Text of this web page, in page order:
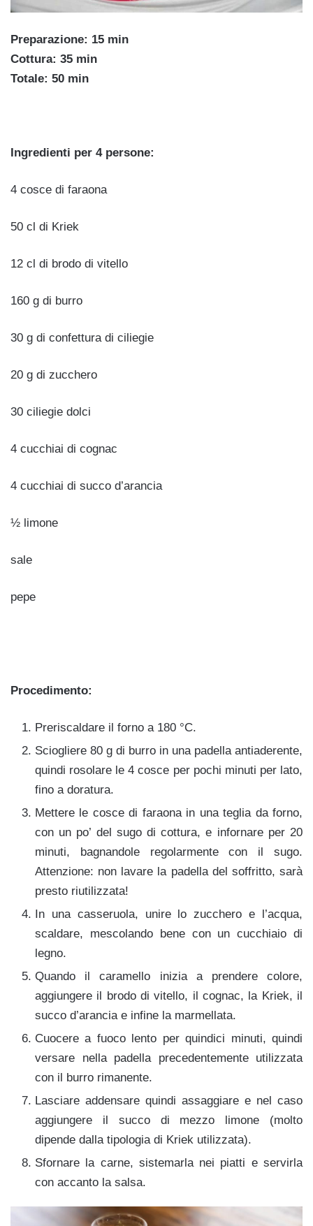
Preparazione: 15 min
Cottura: 35 min
Totale: 50 min
Ingredienti per 4 persone:
4 cosce di faraona
50 cl di Kriek
12 cl di brodo di vitello
160 g di burro
30 g di confettura di ciliegie
20 g di zucchero
30 ciliegie dolci
4 cucchiai di cognac
4 cucchiai di succo d’arancia
½ limone
sale
pepe
Procedimento:
Preriscaldare il forno a 180 °C.
Sciogliere 80 g di burro in una padella antiaderente,
quindi rosolare le 4 cosce per pochi minuti per lato,
fino a doratura.
Mettere le cosce di faraona in una teglia da forno,
con un po’ del sugo di cottura, e infornare per 20
minuti, bagnandole regolarmente con il sugo.
Attenzione: non lavare la padella del soffritto, sarà
presto riutilizzata!
In una casseruola, unire lo zucchero e l’acqua,
scaldare, mescolando bene con un cucchiaio di
legno.
Quando il caramello inizia a prendere colore,
aggiungere il brodo di vitello, il cognac, la Kriek, il
succo d’arancia e infine la marmellata.
Cuocere a fuoco lento per quindici minuti, quindi
versare nella padella precedentemente utilizzata
con il burro rimanente.
Lasciare addensare quindi assaggiare e nel caso
aggiungere il succo di mezzo limone (molto
dipende dalla tipologia di Kriek utilizzata).
Sfornare la carne, sistemarla nei piatti e servirla
con accanto la salsa.